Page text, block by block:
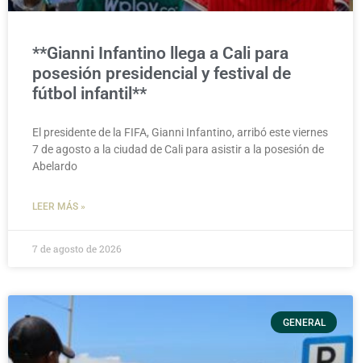
**Gianni Infantino llega a Cali para
posesión presidencial y festival de
fútbol infantil**
El presidente de la FIFA, Gianni Infantino, arribó este viernes
7 de agosto a la ciudad de Cali para asistir a la posesión de
Abelardo
LEER MÁS »
7 de agosto de 2026
GENERAL